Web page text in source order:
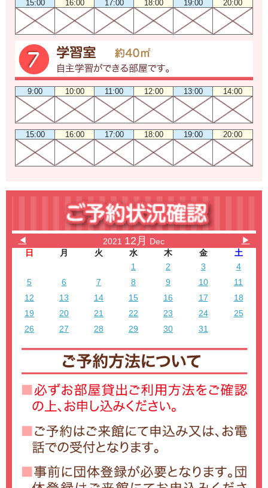
15:00 16:00 17:00 18:00 19:00 20:00
9:00 10:00 11:00 12:00 13:00 14:00
15:00 16:00 17:00 18:00 19:00 20:00
◀ 2021 12月 Dec
▶
日
月 火 水 木 金
土
1
2 3
4
5
6 7 8 9 10
11
12
13 14 15 16 17
18
19
20 21 22 23 24
25
26
27 28 29 30 31